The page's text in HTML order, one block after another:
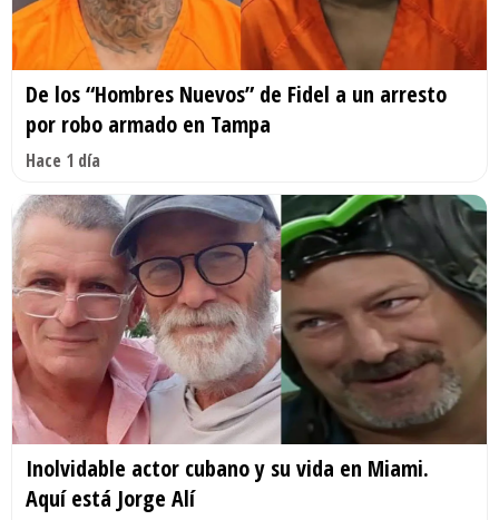
De los “Hombres Nuevos” de Fidel a un arresto
por robo armado en Tampa
Hace 1 día
Inolvidable actor cubano y su vida en Miami.
Aquí está Jorge Alí